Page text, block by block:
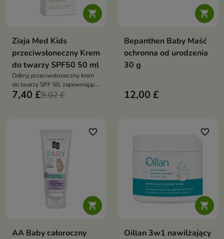

Ziaja Med Kids
przeciwsłoneczny Krem
do twarzy SPF50 50 ml
Odkryj przeciwsłoneczny krem
do twarzy SPF 50, zapewniający
wysoką ochronę UVA+UVB oraz
7,40 £9,02 £

Bepanthen Baby Maść
ochronna od urodzenia
30 g
12,00 £

favorite_border
AA Baby całoroczny

favorite_border
Oillan 3w1 nawilżający